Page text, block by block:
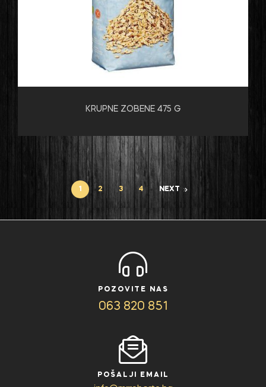
KRUPNE ZOBENE 475 G
1 2 3 4 NEXT
POZOVITE NAS
063 820 851
POŠALJI EMAIL